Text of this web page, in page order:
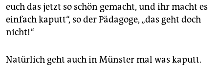
euch das jetzt so schön gemacht, und ihr macht es
einfach kaputt“, so der Pädagoge, „das geht doch
nicht!“
Natürlich geht auch in Münster mal was kaputt.